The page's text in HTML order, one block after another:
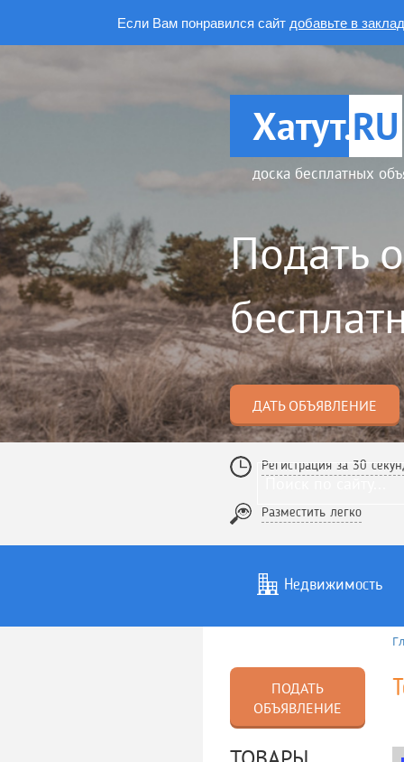
Если Вам понравился сайт добавьте в
Хатут.RU
доска бесплатных
Подать
ДАТЬ ОБЪЯВЛЕНИЕ
Регистрация за 30
Разместить легко
Недвижимость
Услуги
ПОДАТЬ
ОБЪЯВЛЕНИЕ